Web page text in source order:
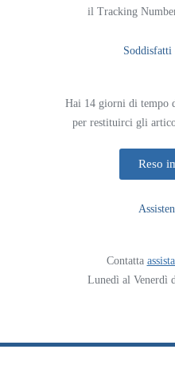
il Tracking
Hai 14 giorni di tempo
per restituirci gli
Reso
Contatta
Lunedì al Venerdì